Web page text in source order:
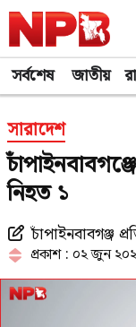
সর্বশেষ জাতীয়
সারাদেশ
নিহত ১
চাঁপাইনবাবগঞ্জ
প্রকাশ : ০২ জুন